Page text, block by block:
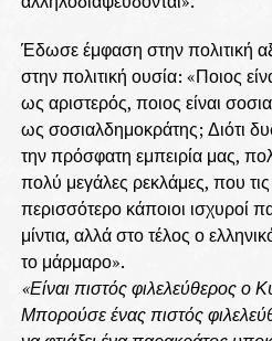
Έδωσε έμφαση στην πολιτική
στην πολιτική ουσία: «Ποιος
ως αριστερός, ποιος είναι
ως σοσιαλδημοκράτης; Διότι
την πρόσφατη εμπειρία μας,
πολύ μεγάλες ρεκλάμες, που
περισσότερο κάποιοι ισχυροί
μίντια, αλλά στο τέλος ο
το μάρμαρο».
«Είναι πιστός φιλελεύθερος ο
Μπορούσε ένας πιστός